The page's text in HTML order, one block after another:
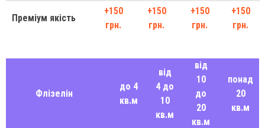
Преміум якість
+150
грн.
+150
грн.
+150
грн.
+150
грн.
Флізелін
до 4
кв.м
від
4 до
10
кв.м
від
10
до
20
кв.м
понад
20
кв.м